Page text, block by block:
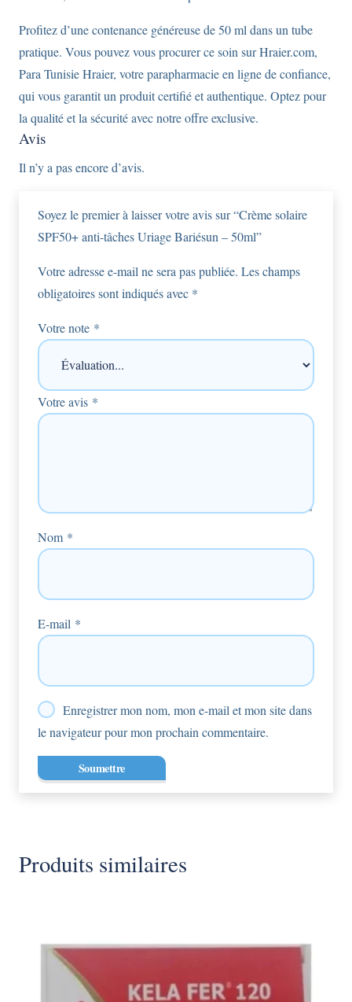
Profitez d’une contenance généreuse de 50 ml dans un tube
pratique. Vous pouvez vous procurer ce soin sur Hraier.com,
Para Tunisie Hraier, votre parapharmacie en ligne de confiance,
qui vous garantit un produit certifié et authentique. Optez pour
la qualité et la sécurité avec notre offre exclusive.
Avis
Il n’y a pas encore d’avis.
Soyez le premier à laisser votre avis sur “Crème solaire
SPF50+ anti-tâches Uriage Bariésun – 50ml”
Votre adresse e-mail ne sera pas publiée. Les champs
obligatoires sont indiqués avec *
Votre note *
Votre avis *
Nom *
E-mail *
Enregistrer mon nom, mon e-mail et mon site dans
le navigateur pour mon prochain commentaire.
Produits similaires